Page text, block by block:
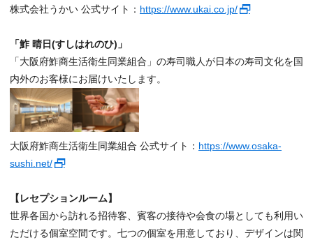
株式会社うかい 公式サイト： https://www.ukai.co.jp/
「鮓 晴日(すしはれのひ)」
「大阪府鮓商生活衛生同業組合」の寿司職人が日本の寿司文化を国
内外のお客様にお届けいたします。
大阪府鮓商生活衛生同業組合 公式サイト： https://www.osaka-
sushi.net/
【レセプションルーム】
世界各国から訪れる招待客、賓客の接待や会食の場としても利用い
ただける個室空間です。七つの個室を用意しており、デザインは関